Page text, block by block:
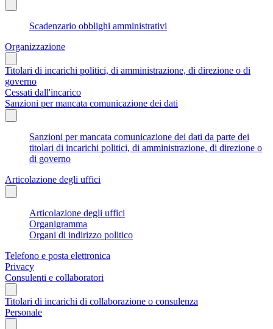
Scadenzario obblighi amministrativi
Organizzazione
Titolari di incarichi politici, di amministrazione, di direzione o di
governo
Cessati dall'incarico
Sanzioni per mancata comunicazione dei dati
Sanzioni per mancata comunicazione dei dati da parte dei
titolari di incarichi politici, di amministrazione, di direzione o
di governo
Articolazione degli uffici
Articolazione degli uffici
Organigramma
Organi di indirizzo politico
Telefono e posta elettronica
Privacy
Consulenti e collaboratori
Titolari di incarichi di collaborazione o consulenza
Personale